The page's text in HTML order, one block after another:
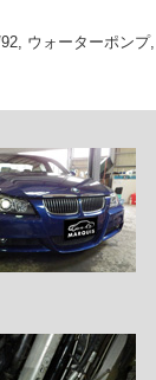
ウォーターポンプ,